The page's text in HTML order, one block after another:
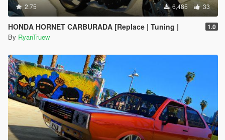
2.75 6,485 33
HONDA HORNET CARBURADA [Replace | Tuning | 1.0
By RyanTruew